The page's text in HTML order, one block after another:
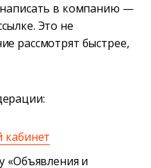
написать в компанию —
Это не
рассмотрят быстрее,
кабинет
«Объявления и